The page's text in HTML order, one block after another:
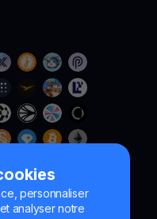
personnaliser
analyser notre